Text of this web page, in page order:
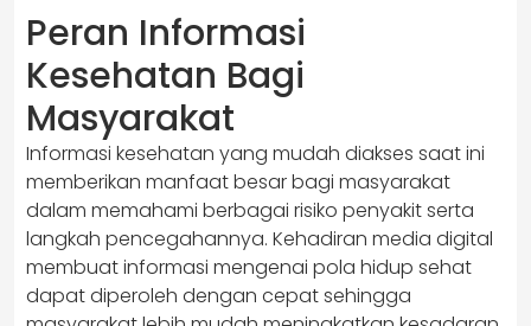
Peran Informasi
Kesehatan Bagi
Masyarakat
Informasi kesehatan yang mudah diakses saat ini
memberikan manfaat besar bagi masyarakat
dalam memahami berbagai risiko penyakit serta
langkah pencegahannya. Kehadiran media digital
membuat informasi mengenai pola hidup sehat
dapat diperoleh dengan cepat sehingga